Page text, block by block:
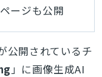
ージも公開
公開されているチ
」に画像生成AI